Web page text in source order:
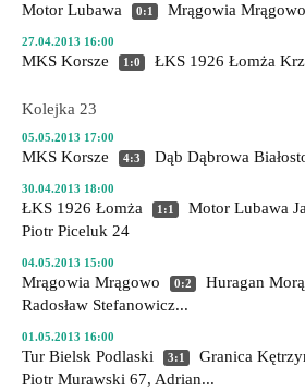
Motor Lubawa 0:1 Mrągowia Mrągowo
27.04.2013 16:00
MKS Korsze 1:0 ŁKS 1926 Łomża
Kolejka 23
05.05.2013 17:00
MKS Korsze 4:3 Dąb Dąbrowa
30.04.2013 18:00
ŁKS 1926 Łomża 1:1 Motor Lubawa
Piotr Piceluk 24
04.05.2013 15:00
Mrągowia Mrągowo 0:2 Huragan
Radosław Stefanowicz...
01.05.2013 16:00
Tur Bielsk Podlaski 3:1 Granica
Piotr Murawski 67, Adrian...